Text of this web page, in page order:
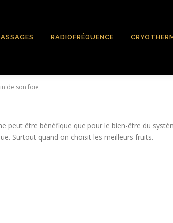
RADIOFRÉQUENCE
de son foie
peut être bénéfique que pour le bien-être du
Surtout quand on choisit les meilleurs fruits.